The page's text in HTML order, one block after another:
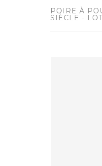
POIRE À
SIÈCLE -